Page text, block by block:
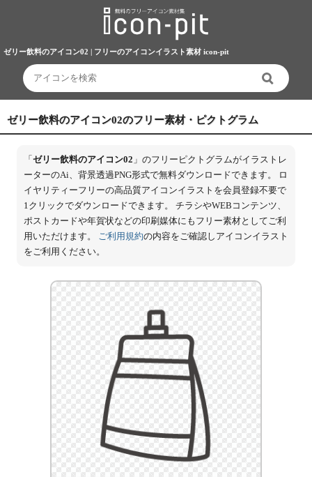
ゼリー飲料のアイコン02 | フリーのアイコンイラスト素材 icon-pit
ゼリー飲料のアイコン02のフリー素材・ピクトグラム
「 ゼリー飲料のアイコン02 」のフリーピクトグラムがイラストレ
ーターのAi、背景透過PNG形式で無料ダウンロードできます。 ロ
イヤリティーフリーの高品質アイコンイラストを会員登録不要で
1クリックでダウンロードできます。 チラシやWEBコンテンツ、
ポストカードや年賀状などの印刷媒体にもフリー素材としてご利
用いただけます。 ご利用規約の内容をご確認しアイコンイラスト
をご利用ください。